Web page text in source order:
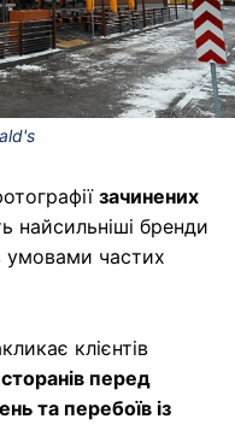
зачинених
найсильніші бренди
умовами частих
клієнтів
перед
та перебоїв із